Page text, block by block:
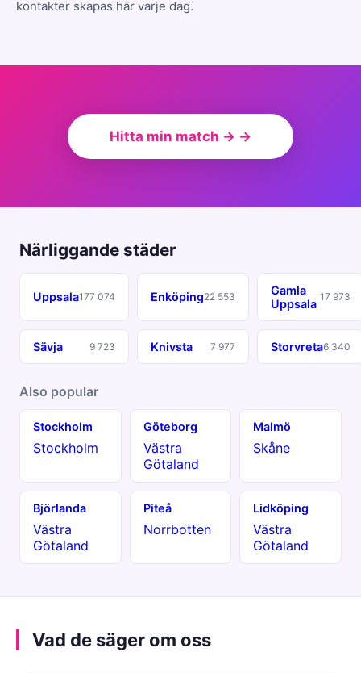
kontakter skapas här varje dag.
Hitta min match → →
Närliggande städer
Uppsala177 074 Enköping22 553
Gamla
Uppsala 17 973
Sävja 9 723 Knivsta 7 977 Storvreta6 340
Also popular
Stockholm
Stockholm
Göteborg
Västra
Götaland
Malmö
Skåne
Björlanda
Västra
Götaland
Piteå
Norrbotten
Lidköping
Västra
Götaland
Vad de säger om oss